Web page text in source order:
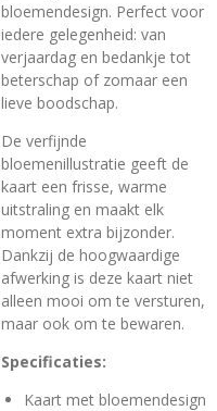
bloemendesign. Perfect voor
iedere gelegenheid: van
verjaardag en bedankje tot
beterschap of zomaar een
lieve boodschap.
De verfijnde
bloemenillustratie geeft de
kaart een frisse, warme
uitstraling en maakt elk
moment extra bijzonder.
Dankzij de hoogwaardige
afwerking is deze kaart niet
alleen mooi om te versturen,
maar ook om te bewaren.
Specificaties:
Kaart met bloemendesign